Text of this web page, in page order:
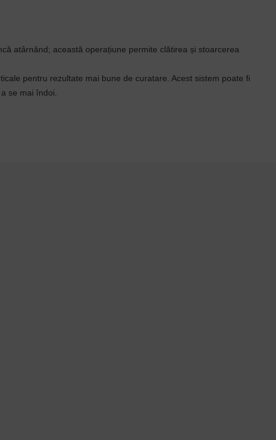
atârnând; această operațiune permite clătirea și stoarcerea
pentru rezultate mai bune de curatare. Acest sistem poate fi
se mai îndoi.